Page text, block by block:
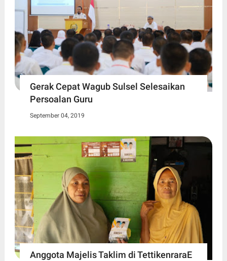
Gerak Cepat Wagub Sulsel Selesaikan
Persoalan Guru
September 04, 2019
Anggota Majelis Taklim di TettikenraraE